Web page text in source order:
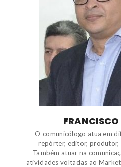
O comunicólogo atua em
repórter, editor, produtor,
Também atuar na
atividades voltadas ao